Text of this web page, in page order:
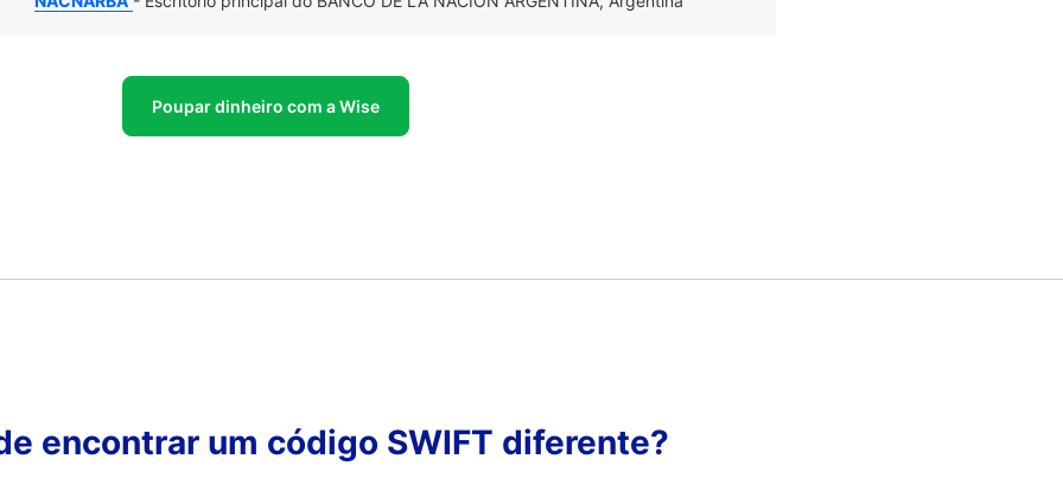
Poupar dinheiro com a Wise
encontrar um código SWIFT diferente?